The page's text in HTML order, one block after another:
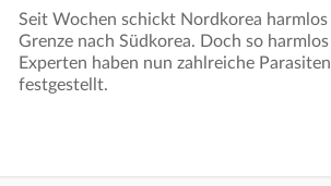
Seit Wochen schickt Nordkorea
Grenze nach Südkorea. Doch so
Experten haben nun zahlreiche
festgestellt.